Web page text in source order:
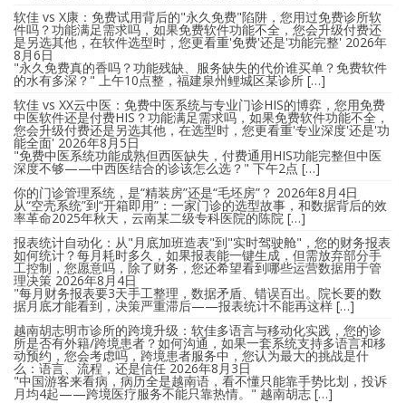
软佳 vs X康：免费试用背后的"永久免费"陷阱，您用过免费诊所软
件吗？功能满足需求吗，如果免费软件功能不全，您会升级付费还
是另选其他，在软件选型时，您更看重'免费'还是'功能完整' 2026年
8月6日
"永久免费真的香吗？功能残缺、服务缺失的代价谁买单？免费软件
的水有多深？" 上午10点整，福建泉州鲤城区某诊所 […]
软佳 vs XX云中医：免费中医系统与专业门诊HIS的博弈，您用免费
中医软件还是付费HIS？功能满足需求吗，如果免费软件功能不全，
您会升级付费还是另选其他，在选型时，您更看重'专业深度'还是'功
能全面' 2026年8月5日
"免费中医系统功能成熟但西医缺失，付费通用HIS功能完整但中医
深度不够——中西医结合的诊该怎么选？" 下午2点 […]
你的门诊管理系统，是“精装房”还是“毛坯房”？ 2026年8月4日
从“空壳系统”到“开箱即用”：一家门诊的选型故事，和数据背后的效
率革命2025年秋天，云南某二级专科医院的陈院 […]
报表统计自动化：从"月底加班造表"到"实时驾驶舱"，您的财务报表
如何统计？每月耗时多久，如果报表能一键生成，但需放弃部分手
工控制，您愿意吗，除了财务，您还希望看到哪些运营数据用于管
理决策 2026年8月4日
"每月财务报表要3天手工整理，数据矛盾、错误百出。院长要的数
据月底才能看到，决策严重滞后——报表统计不能再这样 […]
越南胡志明市诊所的跨境升级：软佳多语言与移动化实践，您的诊
所是否有外籍/跨境患者？如何沟通，如果一套系统支持多语言和移
动预约，您会考虑吗，跨境患者服务中，您认为最大的挑战是什
么：语言、流程，还是信任 2026年8月3日
"中国游客来看病，病历全是越南语，看不懂只能靠手势比划，投诉
月均4起——跨境医疗服务不能只靠热情。" 越南胡志 […]